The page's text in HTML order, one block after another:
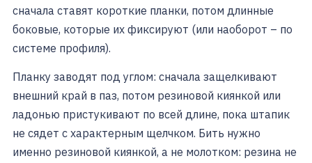
сначала ставят короткие планки, потом длинные
боковые, которые их фиксируют (или наоборот – по
системе профиля).
Планку заводят под углом: сначала защелкивают
внешний край в паз, потом резиновой киянкой или
ладонью пристукивают по всей длине, пока штапик
не сядет с характерным щелчком. Бить нужно
именно резиновой киянкой, а не молотком: резина не